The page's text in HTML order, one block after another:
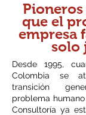
que el
empresa
solo
Desde 1995,
Colombia se
transición
problema
Consultoría ya